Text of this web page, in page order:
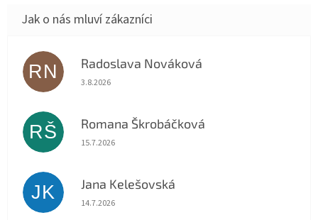
RN Radoslava Nováková
Hodnocení obchodu je 5 z 5 hvězdiček.
3.8.2026
RŠ Romana Škrobáčková
Hodnocení obchodu je 5 z 5 hvězdiček.
15.7.2026
JK Jana Kelešovská
Hodnocení obchodu je 5 z 5 hvězdiček.
14.7.2026